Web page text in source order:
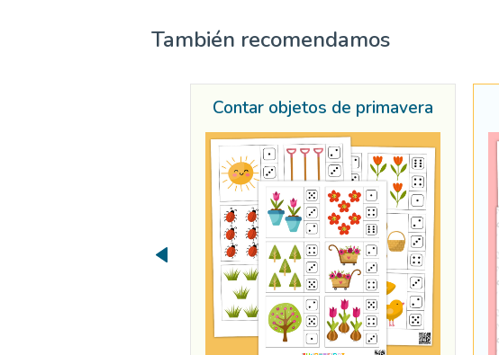
También recomendamos
Contar objetos de primavera